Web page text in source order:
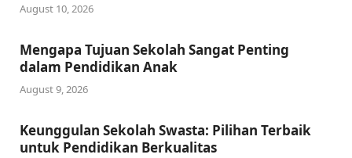
August 10, 2026
Mengapa Tujuan Sekolah Sangat Penting
dalam Pendidikan Anak
August 9, 2026
Keunggulan Sekolah Swasta: Pilihan Terbaik
untuk Pendidikan Berkualitas